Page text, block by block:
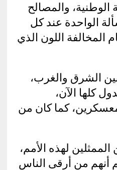
والمصالح
الواحدة عند كل
المخالفة اللون الذي
الشرق والغرب،
كلها الآن،
كما كان من
لهذه الأمم،
أنهم من أرقى الناس